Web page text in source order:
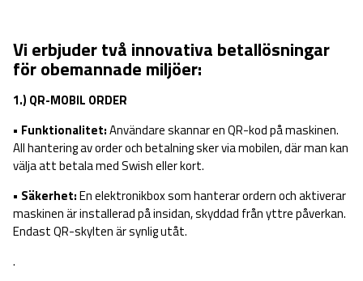
Vi erbjuder två innovativa betallösningar
för obemannade miljöer:
1.) QR-MOBIL ORDER
• Funktionalitet:Användare skannar en QR-kod på maskinen.
All hantering av order och betalning sker via mobilen, där man kan
välja att betala med Swish eller kort.
• Säkerhet:En elektronikbox som hanterar ordern och aktiverar
maskinen är installerad på insidan, skyddad från yttre påverkan.
Endast QR-skylten är synlig utåt.
.